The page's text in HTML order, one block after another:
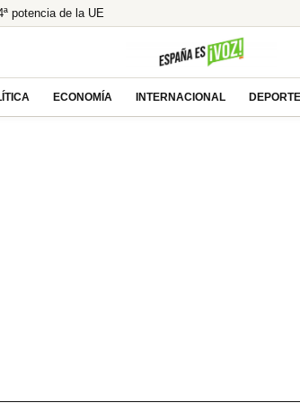
potencia de la UE
modelo holandés de pensiones, ¿la única salida?
de Robles y Marlaska en el Senado por la crisis
ECONOMÍA INTERNACIONAL